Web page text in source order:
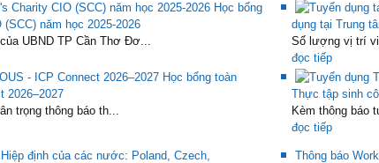
Học bổng
năm học 2025-2026
UBND TP Cần Thơ Đơ...
Học bổng toàn
2026–2027
trọng thông báo th...
định của các nước: Poland, Czech,
dụng tại Trung
Số lượng vị trí
đọc tiếp
Thực tập sinh
Kèm thông báo
đọc tiếp
Thông báo